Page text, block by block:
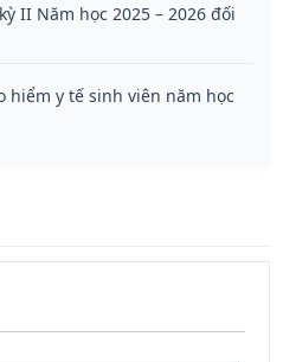
II Năm học 2025 – 2026 đối
hiểm y tế sinh viên năm học